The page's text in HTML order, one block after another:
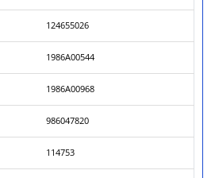
124655026
1986A00544
1986A00968
986047820
114753